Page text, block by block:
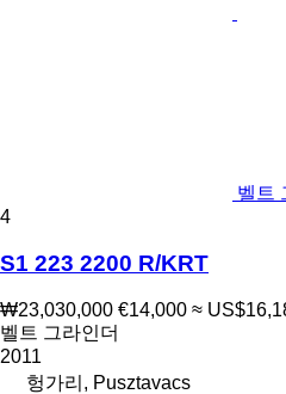
벨트
4
S1 223 2200 R/KRT
₩23,030,000 €14,000 ≈
벨트 그라인더
2011
헝가리, Pusztavacs